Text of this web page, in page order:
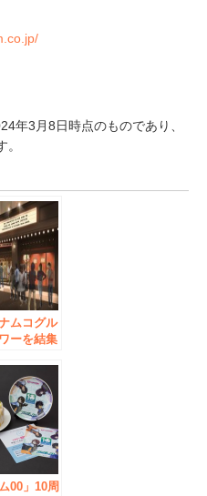
年3月8日時点のものであり、
ムコグル
ーを結集
『アニ
本店』
ープン！
00」10周